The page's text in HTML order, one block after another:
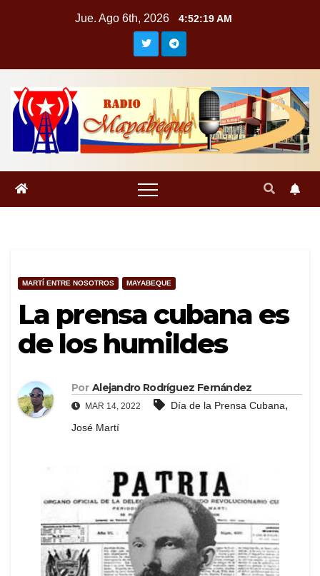
Jue. Ago 6th, 2026 4:52:20 AM
MARTÍ ENTRE NOSOTROS MAYABEQUE
La prensa cubana es
de los humildes
Por Alejandro Rodríguez Fernández
MAR 14, 2022 Día de la Prensa Cubana,
José Martí